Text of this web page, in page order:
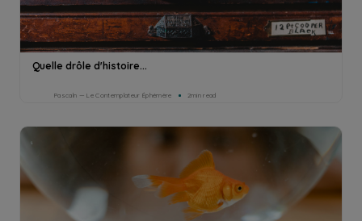
Quelle drôle d'histoire...
Pascaln — Le Contemplateur Éphémère 2min read